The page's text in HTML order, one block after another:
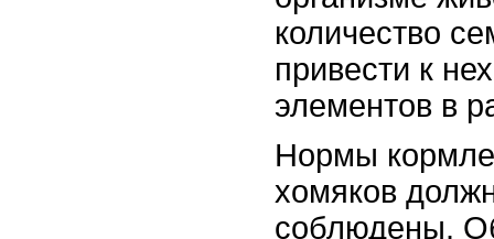
количество
привести к
элементов в
Нормы
хомяков
соблюдены.